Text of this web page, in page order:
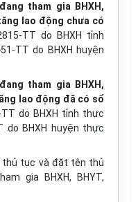
tham gia BHXH,
lao động chưa có
TT do BHXH tỉnh
TT do BHXH huyện
tham gia BHXH,
lao động đã có sổ
TT do BHXH tỉnh thực
do BHXH huyện thực
thủ tục và đặt tên thủ
gia BHXH, BHYT,